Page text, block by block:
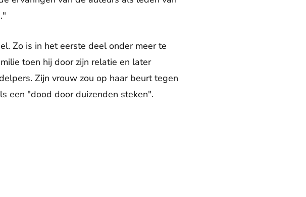
Zo is in het eerste deel onder meer te
toen hij door zijn relatie en later
Zijn vrouw zou op haar beurt tegen
een "dood door duizenden steken".